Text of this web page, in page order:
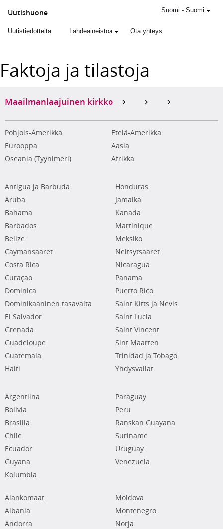
Uutishuone
Uutistiedotteita Lähdeaineistoa Ota yhteys
Suomi - Suomi
Faktoja ja tilastoja
Maailmanlaajuinen kirkko
Pohjois-Amerikka
Etelä-Amerikka
Eurooppa
Aasia
Oseania (Tyynimeri)
Afrikka
Antigua ja Barbuda
Aruba
Bahama
Barbados
Belize
Caymansaaret
Costa Rica
Curaçao
Dominica
Dominikaaninen tasavalta
El Salvador
Grenada
Guadeloupe
Guatemala
Haiti
Honduras
Jamaika
Kanada
Martinique
Meksiko
Neitsytsaaret
Nicaragua
Panama
Puerto Rico
Saint Kitts ja Nevis
Saint Lucia
Saint Vincent
Sint Maarten
Trinidad ja Tobago
Yhdysvallat
Argentiina
Bolivia
Brasilia
Chile
Ecuador
Guyana
Kolumbia
Paraguay
Peru
Ranskan Guayana
Suriname
Uruguay
Venezuela
Alankomaat
Albania
Andorra
Moldova
Montenegro
Norja